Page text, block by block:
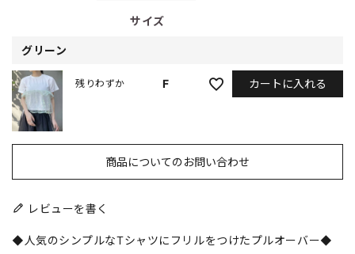
サイズ
グリーン
F
残りわずか カートに入れる
商品についてのお問い合わせ
レビューを書く
◆人気のシンプルなTシャツにフリルをつけたプルオーバー◆